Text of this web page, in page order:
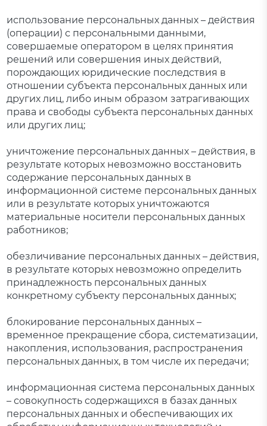
использование персональных данных – действия
(операции) с персональными данными,
совершаемые оператором в целях принятия
решений или совершения иных действий,
порождающих юридические последствия в
отношении субъекта персональных данных или
других лиц, либо иным образом затрагивающих
права и свободы субъекта персональных данных
или других лиц;
уничтожение персональных данных – действия, в
результате которых невозможно восстановить
содержание персональных данных в
информационной системе персональных данных
или в результате которых уничтожаются
материальные носители персональных данных
работников;
обезличивание персональных данных – действия,
в результате которых невозможно определить
принадлежность персональных данных
конкретному субъекту персональных данных;
блокирование персональных данных –
временное прекращение сбора, систематизации,
накопления, использования, распространения
персональных данных, в том числе их передачи;
информационная система персональных данных
– совокупность содержащихся в базах данных
персональных данных и обеспечивающих их